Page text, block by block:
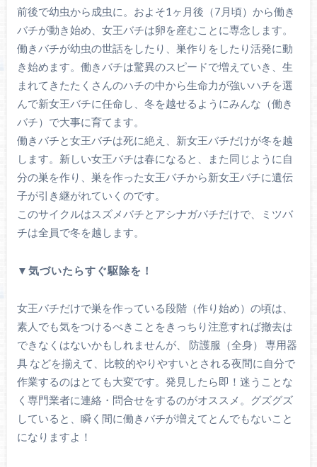
前後で幼虫から成虫に。およそ1ヶ月後（7月頃）から働き
バチが動き始め、女王バチは卵を産むことに専念します。
働きバチが幼虫の世話をしたり、巣作りをしたり活発に動
き始めます。働きバチは驚異のスピードで増えていき、生
まれてきたたくさんのハチの中から生命力が強いハチを選
んで新女王バチに任命し、冬を越せるようにみんな（働き
バチ）で大事に育てます。
働きバチと女王バチは死に絶え、新女王バチだけが冬を越
します。新しい女王バチは春になると、また同じように自
分の巣を作り、巣を作った女王バチから新女王バチに遺伝
子が引き継がれていくのです。
このサイクルはスズメバチとアシナガバチだけで、ミツバ
チは全員で冬を越します。
▼気づいたらすぐ駆除を！
女王バチだけで巣を作っている段階（作り始め）の頃は、
素人でも気をつけるべきことをきっちり注意すれば撤去は
できなくはないかもしれませんが、 防護服（全身） 専用器
具 などを揃えて、比較的やりやすいとされる夜間に自分で
作業するのはとても大変です。発見したら即！迷うことな
く専門業者に連絡・問合せをするのがオススメ。グズグズ
していると、瞬く間に働きバチが増えてとんでもないこと
になりますよ！